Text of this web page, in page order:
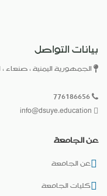
بيانات التواصل
الجمهورية اليمنية ، صنعاء
عن الجامعة
عن الجامعة
كليات الجامعة